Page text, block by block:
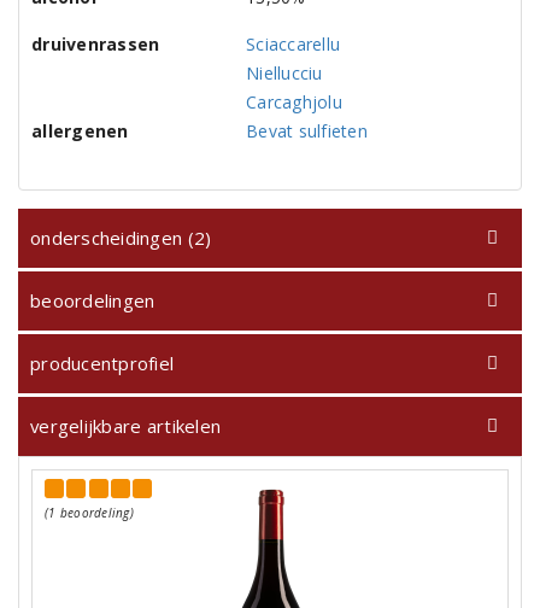
druivenrassen
Sciaccarellu
Niellucciu
Carcaghjolu
allergenen
Bevat sulfieten
onderscheidingen (2)
beoordelingen
producentprofiel
vergelijkbare artikelen
(1 beoordeling)